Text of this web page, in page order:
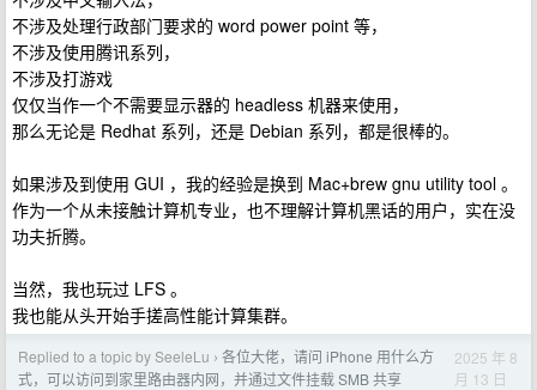
不涉及处理行政部门要求的 word power point 等，
不涉及使用腾讯系列，
不涉及打游戏
仅仅当作一个不需要显示器的 headless 机器来使用，
那么无论是 Redhat 系列，还是 Debian 系列，都是很棒的。
如果涉及到使用 GUI ，我的经验是换到 Mac+brew gnu utility tool 。
作为一个从未接触计算机专业，也不理解计算机黑话的用户，实在没
功夫折腾。
当然，我也玩过 LFS 。
我也能从头开始手搓高性能计算集群。
Replied to a topic by SeeleLu › 各位大佬，请问 iPhone 用什么方
式，可以访问到家里路由器内网，并通过文件挂载 SMB 共享
2025 年 8
月 13 日